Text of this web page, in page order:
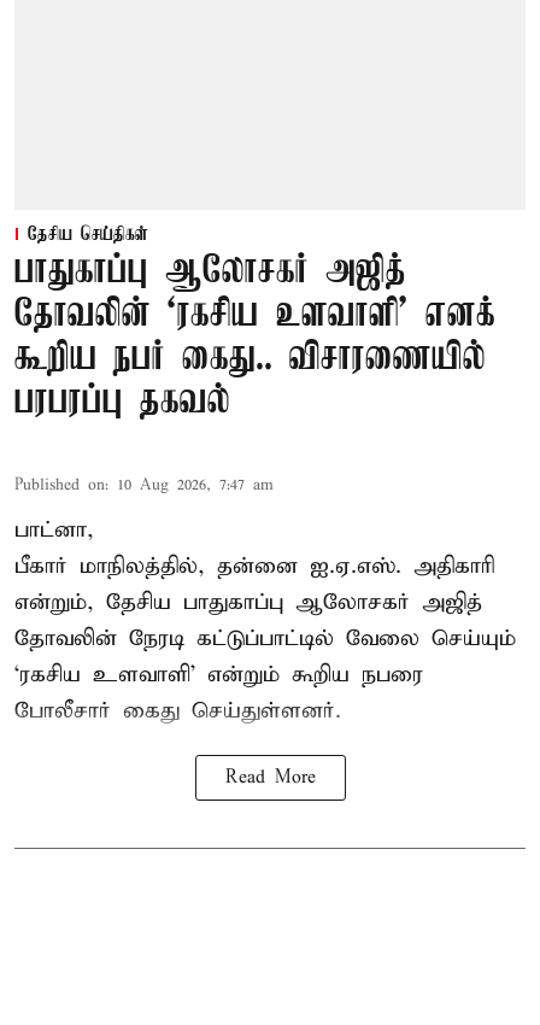
தேசிய செய்திகள்
பாதுகாப்பு ஆலோசகர் அஜித்
தோவலின் ‘ரகசிய உளவாளி’ எனக்
கூறிய நபர் கைது.. விசாரணையில்
பரபரப்பு தகவல்
Published on: 10 Aug 2026, 7:47 am
பாட்னா,
பீகார் மாநிலத்தில், தன்னை ஐ.ஏ.எஸ். அதிகாரி
என்றும், தேசிய பாதுகாப்பு ஆலோசகர் அஜித்
தோவலின் நேரடி கட்டுப்பாட்டில் வேலை செய்யும்
‘ரகசிய உளவாளி’ என்றும் கூறிய நபரை
போலீசார் கைது செய்துள்ளனர்.
Read More